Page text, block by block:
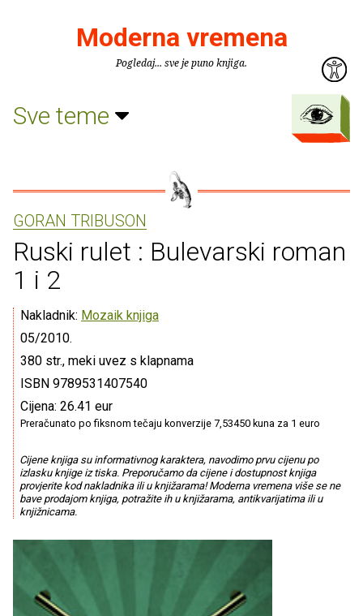
Moderna vremena
Pogledaj... sve je puno knjiga.
Sve teme
GORAN TRIBUSON
Ruski rulet : Bulevarski roman
1 i 2
Nakladnik: Mozaik knjiga
05/2010.
380 str., meki uvez s klapnama
ISBN 9789531407540
Cijena: 26.41 eur
Preračunato po fiksnom tečaju konverzije 7,53450 kuna za 1 euro
Cijene knjiga su informativnog karaktera, navodimo prvu cijenu po
izlasku knjige iz tiska. Preporučamo da cijene i dostupnost knjiga
provjerite kod nakladnika ili u knjižarama! Moderna vremena više se ne
bave prodajom knjiga, potražite ih u knjižarama, antikvarijatima ili u
knjižnicama.